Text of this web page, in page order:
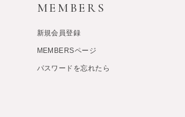
MEMBERS
新規会員登録
MEMBERSページ
パスワードを忘れたら